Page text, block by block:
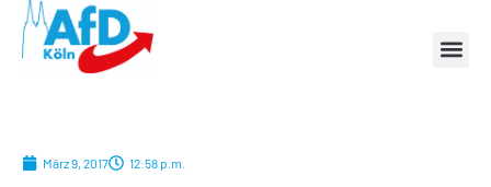
März 9, 2017 12:58 p.m.